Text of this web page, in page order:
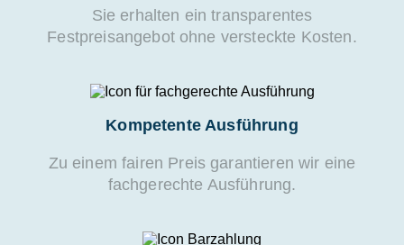
Sie erhalten ein transparentes
Festpreisangebot ohne versteckte Kosten.
Kompetente Ausführung
Zu einem fairen Preis garantieren wir eine
fachgerechte Ausführung.